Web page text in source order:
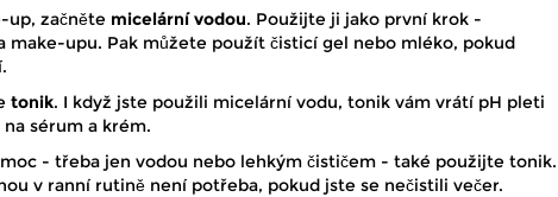
up, začněte micelární vodou. Použijte ji jako první krok -
make-upu. Pak můžete použít čisticí gel nebo mléko, pokud
tonik. I když jste použili micelární vodu, tonik vám vrátí pH pleti
sérum a krém.
- třeba jen vodou nebo lehkým čističem - také použijte tonik.
v ranní rutině není potřeba, pokud jste se nečistili večer.